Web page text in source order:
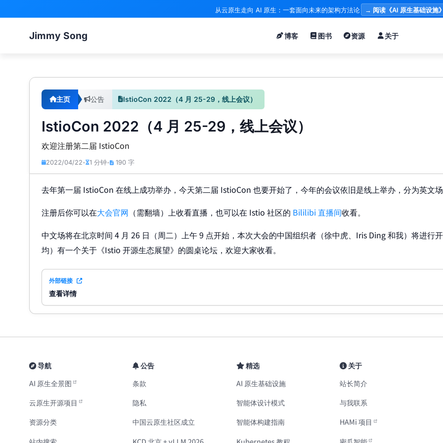
从云原生走向 AI 原生：一套面向未来的架构方法论 → 阅读《AI 原生基础设施
Jimmy Song 博客 图书 资源 关于
主页 公告 IstioCon 2022（4 月 25-29，线上会议）
IstioCon 2022（4 月 25-29，线上会议）
欢迎注册第二届 IstioCon
2022/04/22• 1 分钟• 190 字
去年第一届 IstioCon 在线上成功举办，今天第二届 IstioCon 也要开始了，今年的会议依旧是线上举办，分为英文
注册后你可以在大会官网 （需翻墙）上收看直播，也可以在 Istio 社区的 Bililibi 直播间收看。
中文场将在北京时间 4 月 26 日（周二）上午 9 点开始，本次大会的中国组织者（徐中虎、Iris Ding 和我）将进行
均）有一个关于《Istio 开源生态展望》的圆桌论坛，欢迎大家收看。
外部链接
查看详情
导航
AI 原生全景图
云原生开源项目
资源分类
公告
条款
隐私
中国云原生社区成立
精选
AI 原生基础设施
智能体设计模式
智能体构建指南
关于
站长简介
与我联系
HAMi 项目